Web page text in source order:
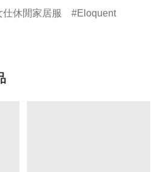
仕休閒家居服 Eloquent